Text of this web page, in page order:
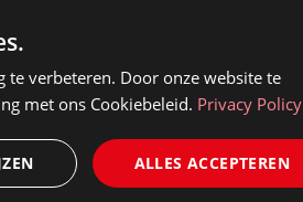
verbeteren. Door onze website te
met ons Cookiebeleid. Privacy Policy
ALLES ACCEPTEREN